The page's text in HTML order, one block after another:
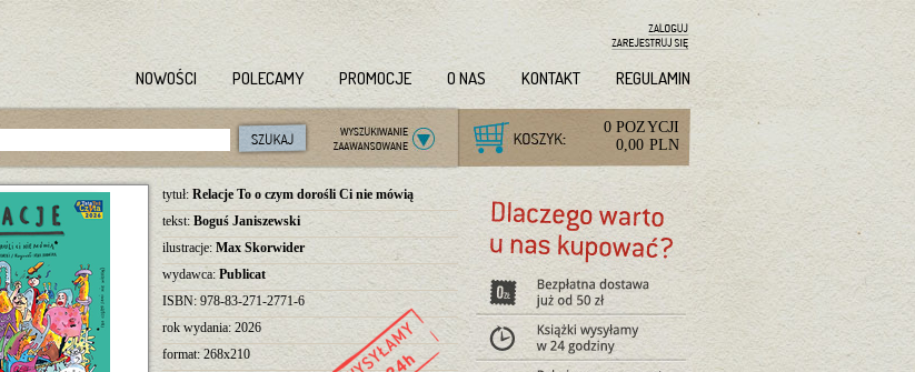
NOWOŚCI POLECAMY PROMOCJE O NAS KONTAKT REGULAMIN
0 POZYCJI
0,00 PLN
tytuł: Relacje To o czym dorośli Ci nie mówią
tekst: Boguś Janiszewski
ilustracje: Max Skorwider
wydawca: Publicat
ISBN: 978-83-271-2771-6
rok wydania: 2026
format: 268x210